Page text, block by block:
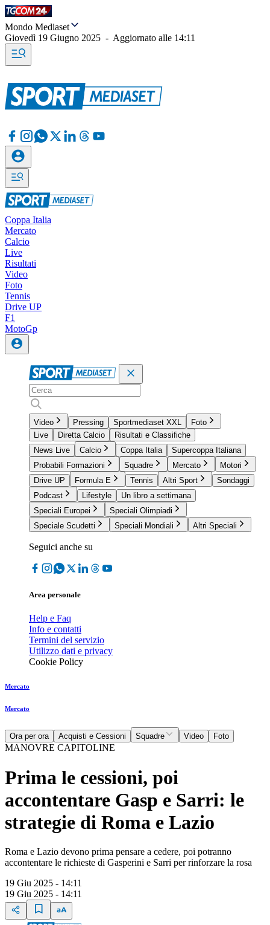
Mondo Mediaset
Giovedì 19 Giugno 2025 - Aggiornato alle 14:11
Coppa Italia
Mercato
Calcio
Live
Risultati
Video
Foto
Tennis
Drive UP
F1
MotoGp
Video Pressing Sportmediaset XXL
Foto
Live
Diretta Calcio
Risultati e Classifiche
News Live
Calcio Coppa Italia
Supercoppa Italiana
Probabili Formazioni
Squadre Mercato
Motori
Drive UP
Formula E Tennis Altri Sport
Sondaggi
Podcast
Lifestyle
Un libro a settimana
Speciali Europei
Speciali Olimpiadi
Speciale Scudetti
Speciali Mondiali Altri Speciali
Seguici anche su
Area personale
Help e Faq
Info e contatti
Termini del servizio
Utilizzo dati e privacy
Cookie Policy
Mercato
Mercato
Ora per ora Acquisti e Cessioni Squadre Video Foto
MANOVRE CAPITOLINE
Prima le cessioni, poi
accontentare Gasp e Sarri: le
strategie di Roma e Lazio
Roma e Lazio devono prima pensare a cedere, poi potranno
accontentare le richieste di Gasperini e Sarri per rinforzare la rosa
19 Giu 2025 - 14:11
19 Giu 2025 - 14:11